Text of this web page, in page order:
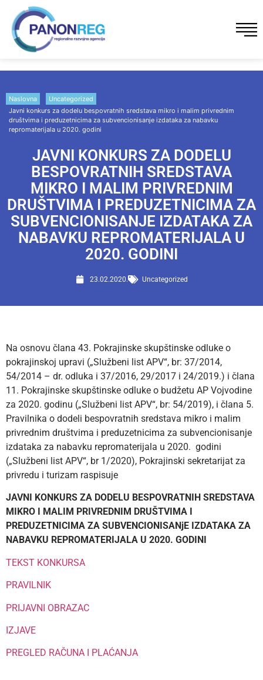
Naslovna
Uncategorized
Javni konkurs za dodelu bespovratnih sredstava mikro i malim privrednim
društvima i preduzetnicima za subvencionisanje izdataka za nabavku
repromaterijala u 2020. godini
JAVNI KONKURS ZA DODELU
BESPOVRATNIH SREDSTAVA
MIKRO I MALIM PRIVREDNIM
DRUŠTVIMA I PREDUZETNICIMA ZA
SUBVENCIONISANJE IZDATAKA ZA
NABAVKU REPROMATERIJALA U
2020. GODINI
23.02.2020. Uncategorized
Na osnovu člana 43. Pokrajinske skupštinske odluke o
pokrajinskoj upravi („Službeni list APV“, br: 37/2014,
54/2014 – dr. odluka i 37/2016, 29/2017 i 24/2019.) i člana
11. Pokrajinske skupštinske odluke o budžetu AP Vojvodine
za 2020. godinu („Službeni list APV“, br: 54/2019), i člana 5.
Pravilnika o dodeli bespovratnih sredstava mikro i malim
privrednim društvima i preduzetnicima za subvencionisanje
izdataka za nabavku repromaterijala u 2020. godini
(„Službeni list APV“, br 1/2020), Pokrajinski sekretarijat za
privredu i turizam raspisuje
JAVNI KONKURS ZA DODELU BESPOVRATNIH SREDSTAVA
MIKRO I MALIM PRIVREDNIM DRUŠTVIMA I
PREDUZETNICIMA ZA SUBVENCIONISANjE IZDATAKA ZA
NABAVKU REPROMATERIJALA U 2020. GODINI
ТEKST KONKURSA
РRAVILNIK
PRIJAVNI OBRAZAC
IZJAVE
PREGLED RAČUNA I PLAĆANJA